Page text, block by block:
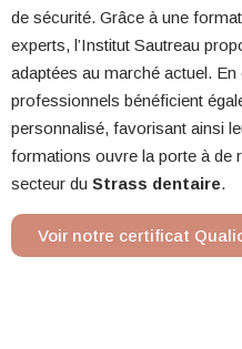
de sécurité. Grâce à une
experts, l’Institut Sautreau
adaptées au marché actuel.
professionnels bénéficient
personnalisé, favorisant ainsi
formations ouvre la porte à de
secteur du Strass dentaire.
Voir notre certificat